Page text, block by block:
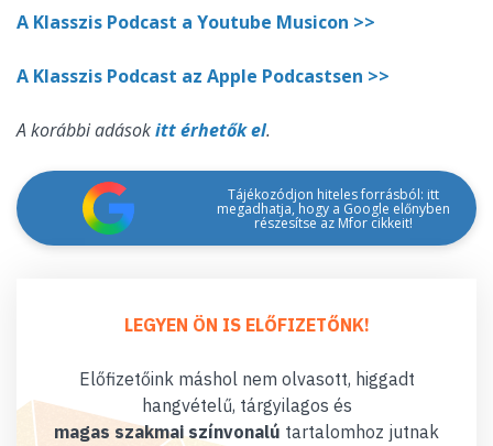
A Klasszis Podcast a Youtube Musicon >>
A Klasszis Podcast az Apple Podcastsen >>
A korábbi adásokitt érhetők el.
Tájékozódjon hiteles forrásból: itt
megadhatja, hogy a Google előnyben
részesítse az Mfor cikkeit!
LEGYEN ÖN IS ELŐFIZETŐNK!
Előfizetőink máshol nem olvasott, higgadt
hangvételű, tárgyilagos és
magas szakmai színvonalú tartalomhoz jutnak